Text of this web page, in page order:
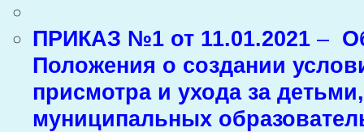
ПРИКАЗ №1 от 11.01.2021 –
Положения о создании
присмотра и ухода за
муниципальных